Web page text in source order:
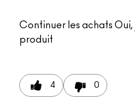
Continuer les achats Oui,
produit
4 0